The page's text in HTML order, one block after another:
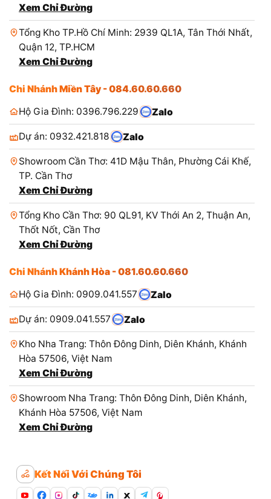
Xem Chỉ Đường
Tổng Kho TP.Hồ Chí Minh: 2939 QL1A, Tân Thới Nhất,
Quận 12, TP.HCM
Xem Chỉ Đường
Chi Nhánh Miền Tây - 084.60.60.660
Hộ Gia Đình: 0396.796.229
Zalo
Dự án: 0932.421.818 Zalo
Showroom Cần Thơ: 41D Mậu Thân, Phường Cái Khế,
TP. Cần Thơ
Xem Chỉ Đường
Tổng Kho Cần Thơ: 90 QL91, KV Thới An 2, Thuận An,
Thốt Nốt, Cần Thơ
Xem Chỉ Đường
Chi Nhánh Khánh Hòa - 081.60.60.660
Hộ Gia Đình: 0909.041.557
Zalo
Dự án: 0909.041.557 Zalo
Kho Nha Trang: Thôn Đông Dinh, Diên Khánh, Khánh
Hòa 57506, Việt Nam
Xem Chỉ Đường
Showroom Nha Trang: Thôn Đông Dinh, Diên Khánh,
Khánh Hòa 57506, Việt Nam
Xem Chỉ Đường
Kết Nối Với Chúng Tôi
Zalo